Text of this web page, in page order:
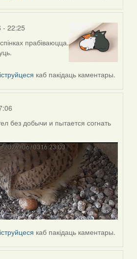
- 22:25
прабіваюцца.
каб пакідаць каментары.
без добычи и пытается согнать
каб пакідаць каментары.